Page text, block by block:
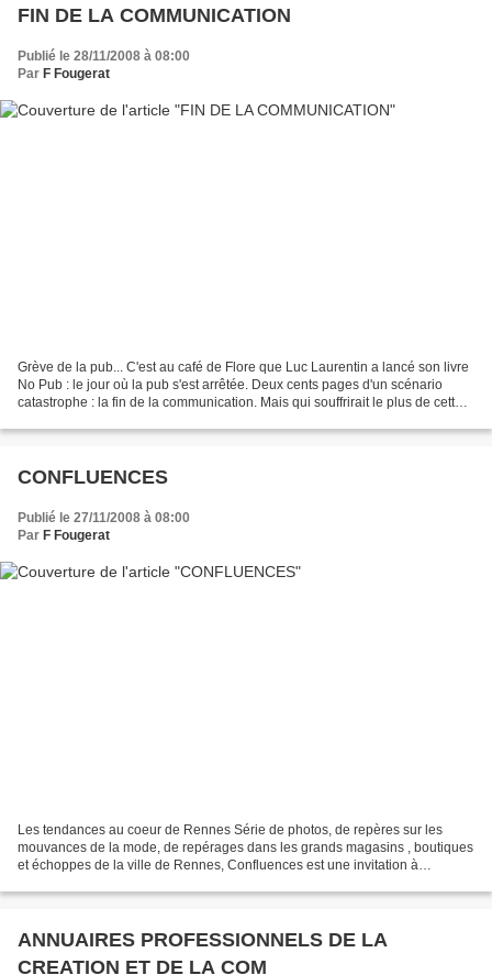
FIN DE LA COMMUNICATION
Publié le 28/11/2008 à 08:00
Par F Fougerat
Grève de la pub... C'est au café de Flore que Luc Laurentin a lancé son livre
No Pub : le jour où la pub s'est arrêtée. Deux cents pages d'un scénario
catastrophe : la fin de la communication. Mais qui souffrirait le plus de cette
CONFLUENCES
Publié le 27/11/2008 à 08:00
Par F Fougerat
Les tendances au coeur de Rennes Série de photos, de repères sur les
mouvances de la mode, de repérages dans les grands magasins , boutiques
et échoppes de la ville de Rennes, Confluences est une invitation à
ANNUAIRES PROFESSIONNELS DE LA
CREATION ET DE LA COM